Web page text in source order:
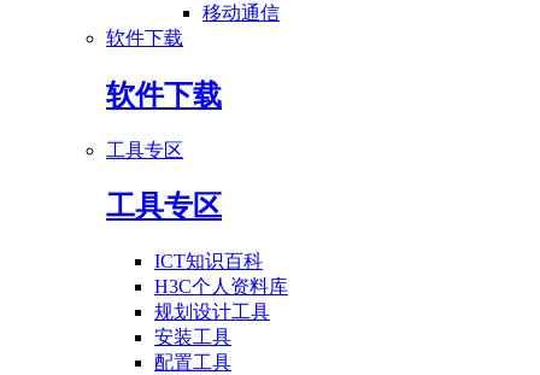
移动通信
软件下载
软件下载
工具专区
工具专区
ICT知识百科
H3C个人资料库
规划设计工具
安装工具
配置工具